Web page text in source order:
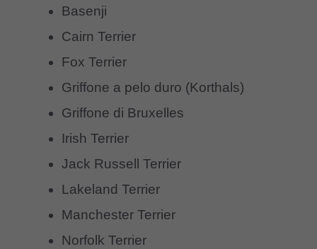
Basenji
Cairn Terrier
Fox Terrier
Griffone a pelo duro (Korthals)
Griffone di Bruxelles
Irish Terrier
Jack Russell Terrier
Lakeland Terrier
Manchester Terrier
Norfolk Terrier